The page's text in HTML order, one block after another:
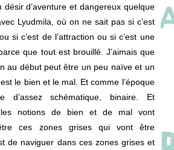
désir d’aventure et dangereux quelque
Lyudmila, où on ne sait pas si c’est
si c’est de l’attraction ou si c’est une
que tout est brouillé. J’aimais que
au début peut être un peu naïve et un
le bien et le mal. Et comme l’époque
d’assez schématique, binaire. Et
les notions de bien et de mal vont
ces zones grises qui vont être
de naviguer dans ces zones grises et